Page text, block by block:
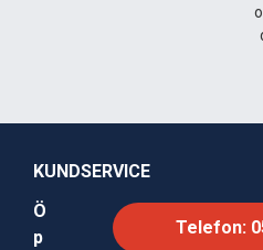
KUNDSERVICE
Ö
p
Telefon: